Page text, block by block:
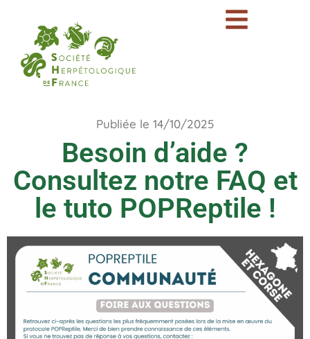
Publiée le 14/10/2025
Besoin d’aide ?
Consultez notre FAQ et
le tuto POPReptile !